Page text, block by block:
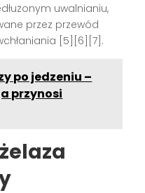
uwalnianiu,
przez przewód
[5][6][7].
po jedzeniu –
przynosi